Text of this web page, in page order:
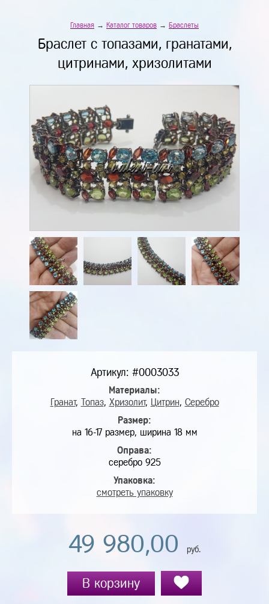
Главная → Каталог товаров → Браслеты
Браслет с топазами, гранатами,
цитринами, хризолитами
Артикул: #0003033
Материалы:
Гранат, Топаз, Хризолит, Цитрин, Серебро
Размер:
на 16-17 размер, ширина 18 мм
Оправа:
серебро 925
Упаковка:
смотреть упаковку
49 980,00 руб.
В корзину